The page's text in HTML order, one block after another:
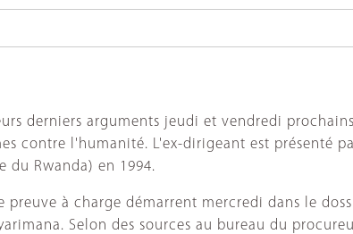
derniers arguments jeudi et vendredi
contre l'humanité. L'ex-dirigeant est présenté
du Rwanda) en 1994.
à charge démarrent mercredi dans le
Selon des sources au bureau du